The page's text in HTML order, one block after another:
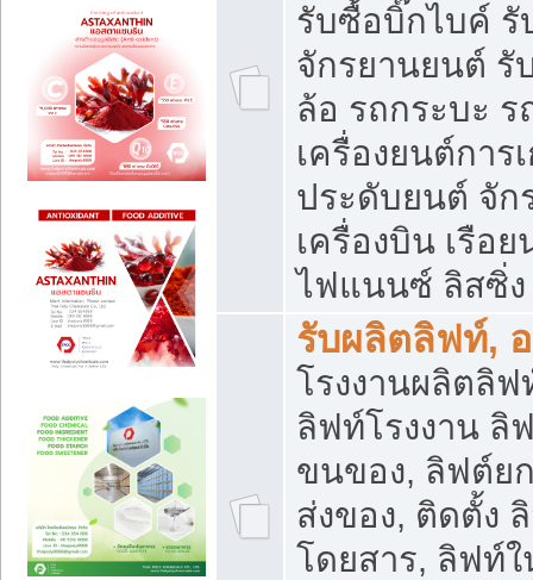
รับซื้อบิ๊กไบค์
จักรยานยนต์ รั
ล้อ รถกระบะ
เครื่องยนต์การ
ประดับยนต์ จัก
เครื่องบิน เรือ
ไฟแนนซ์ ลิสซิ่ง
รับผลิตลิฟท์,
โรงงานผลิตลิ
ลิฟท์โรงงาน ลิ
ขนของ, ลิฟต์ย
ส่งของ, ติดตั้ง
โดยสาร, ลิฟท์